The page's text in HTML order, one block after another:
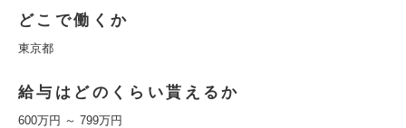
どこで働くか
東京都
給与はどのくらい貰えるか
600万円 ～ 799万円